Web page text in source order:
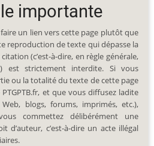
importante
un lien vers cette page plutôt que
reproduction de texte qui dépasse la
(c’est-à-dire, en règle générale,
est strictement interdite. Si vous
ou la totalité du texte de cette page
et que vous diffusez ladite
blogs, forums, imprimés, etc.),
commettez délibérément une
d’auteur, c’est-à-dire un acte illégal